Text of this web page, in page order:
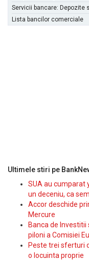
Servicii bancare: Depozite
Lista bancilor comerciale
Ultimele stiri pe
SUA au cumparat
un deceniu, ca
Accor deschide
Mercure
Banca de
piloni a Comisiei
Peste trei sferturi
o locuinta proprie